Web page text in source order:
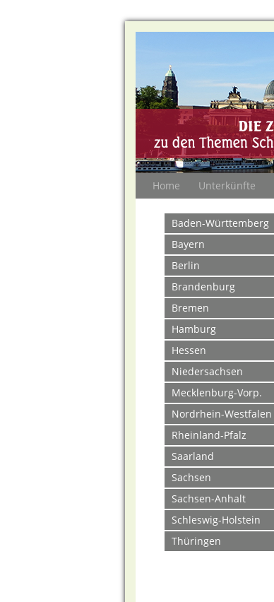
Home (current)
Unterkünfte
Baden-Württemberg
Bayern
Berlin
Brandenburg
Bremen
Hamburg
Hessen
Niedersachsen
Mecklenburg-Vorp.
Nordrhein-Westfalen
Rheinland-Pfalz
Saarland
Sachsen
Sachsen-Anhalt
Schleswig-Holstein
Thüringen